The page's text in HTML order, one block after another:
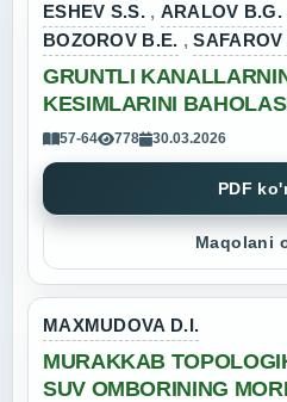
ESHEV S.S. , ARALOV B.G.
BOZOROV B.E. ,SAFAROV
GRUNTLI
KESIMLARINI
KUCHI USULINI
57-64 778 30.03.2026
PDF
Maqolani
MAXMUDOVA D.I.
MURAKKAB
SUV OMBORINING